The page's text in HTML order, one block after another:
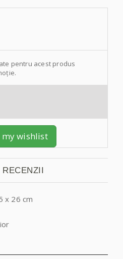
pentru acest produs
wishlist
RECENZII
x 26 cm